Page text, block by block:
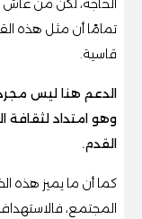
تمامًا أن مثل هذه
قاسية.
الدعم هنا ليس
وهو امتداد لثقافة
القدم.
كما أن ما يميز هذه
المجتمع،